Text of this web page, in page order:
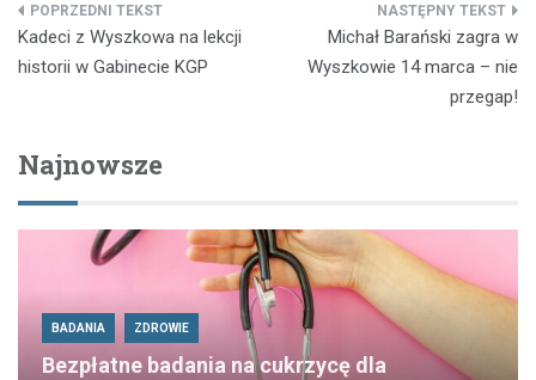
Nawigacja
wpisu
Kadeci z Wyszkowa na lekcji
historii w Gabinecie KGP
Michał Barański zagra w
Wyszkowie 14 marca – nie
przegap!
Najnowsze
BADANIA ZDROWIE
Bezpłatne badania na cukrzycę dla